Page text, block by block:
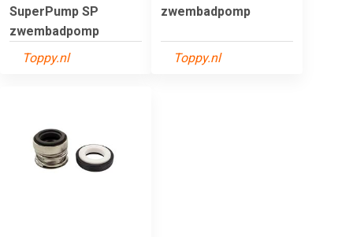
SuperPump SP
zwembadpomp
Toppy.nl
zwembadpomp
Toppy.nl